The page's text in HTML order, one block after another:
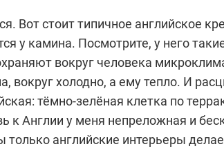
Вот стоит типичное английское
у камина. Посмотрите, у него
вокруг человека
вокруг холодно, а ему тепло. И
тёмно-зелёная клетка по
к Англии у меня непреложная и
только английские интерьеры